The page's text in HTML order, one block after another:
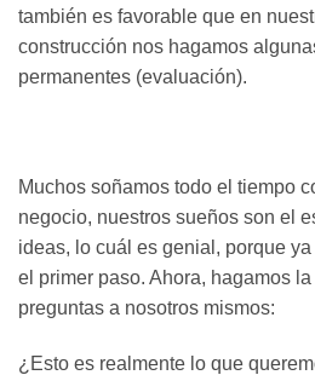
también es favorable que en
construcción nos hagamos
permanentes (evaluación).
Muchos soñamos todo el tiempo
negocio, nuestros sueños son el
ideas, lo cuál es genial, porque
el primer paso. Ahora, hagamos
preguntas a nosotros mismos:
¿Esto es realmente lo que